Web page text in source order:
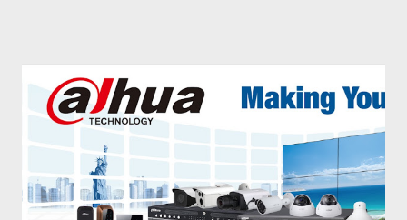
085777893335 021-29986260 SINAR CCTV